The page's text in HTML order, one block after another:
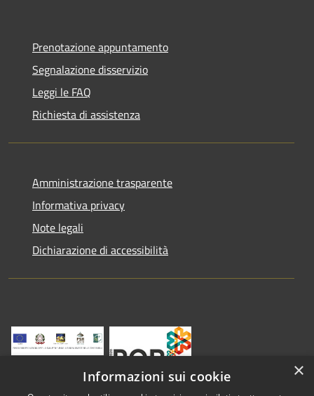
Prenotazione appuntamento
Segnalazione disservizio
Leggi le FAQ
Richiesta di assistenza
Amministrazione trasparente
Informativa privacy
Note legali
Dichiarazione di accessibilità
×
Informazioni sui cookie